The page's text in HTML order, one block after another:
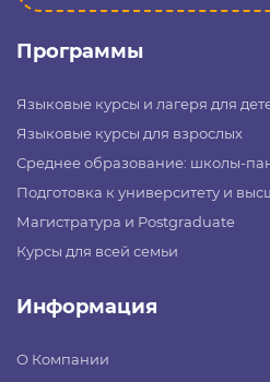
Программы
Языковые курсы и лагеря для
Языковые курсы для взрослых
Среднее образование: школы-
Подготовка к университету и
Магистратура и Postgraduate
Курсы для всей семьи
Информация
О Компании